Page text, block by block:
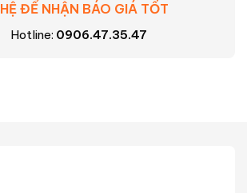
ĐỂ NHẬN BÁO GIÁ TỐT
Hotline: 0906.47.35.47